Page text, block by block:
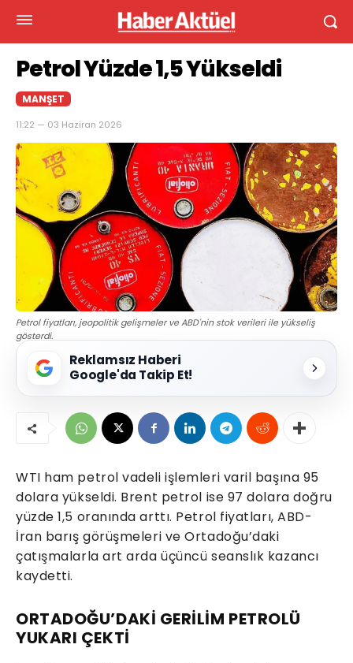
Petrol Yüzde 1,5 Yükseldi
MANŞET
11:22 — 03 Haziran 2026
Petrol fiyatları, jeopolitik gelişmeler ve ABD'nin stok verileri ile yükseliş
gösterdi.
Reklamsız Haberi
Google'da Takip Et!
WTI ham petrol vadeli işlemleri varil başına 95
dolara yükseldi. Brent petrol ise 97 dolara doğru
yüzde 1,5 oranında arttı. Petrol fiyatları, ABD-
İran barış görüşmeleri ve Ortadoğu’daki
çatışmalarla art arda üçüncü seanslık kazancı
kaydetti.
ORTADOĞU’DAKİ GERİLİM PETROLÜ
YUKARI ÇEKTİ